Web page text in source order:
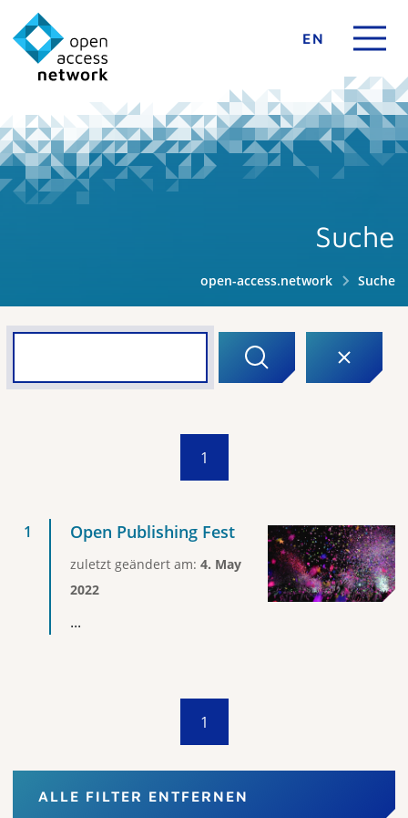
EN
Suche
open-access.network Suche
1
Open Publishing Fest
zuletzt geändert am: 4. May
2022
...
1
ALLE FILTER ENTFERNEN